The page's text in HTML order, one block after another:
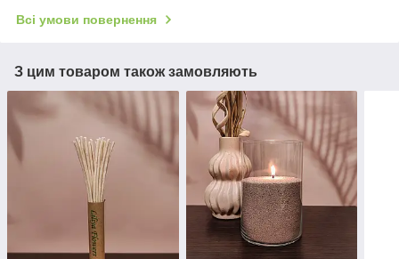
Всі умови повернення
З цим товаром також замовляють